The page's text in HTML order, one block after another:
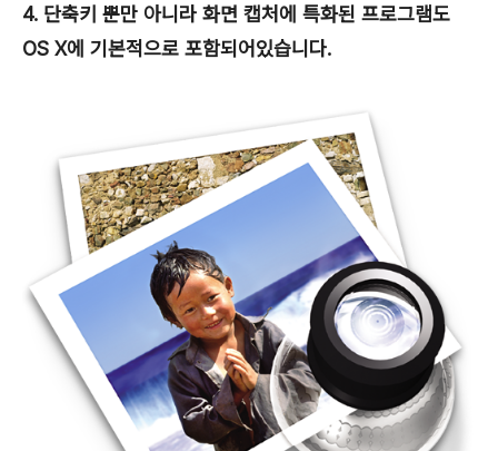
4. 단축키 뿐만 아니라 화면 캡처에 특화된 프로그램도
OS X에 기본적으로 포함되어있습니다.